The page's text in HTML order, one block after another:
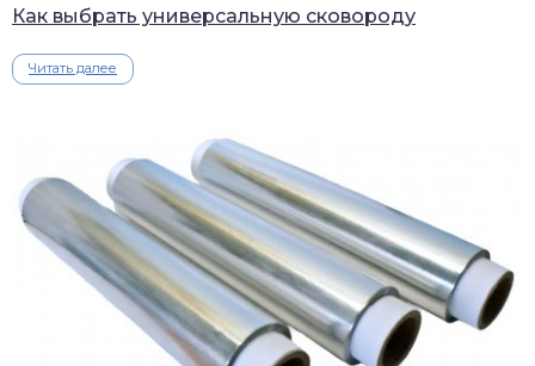
Как выбрать универсальную сковороду
Читать далее